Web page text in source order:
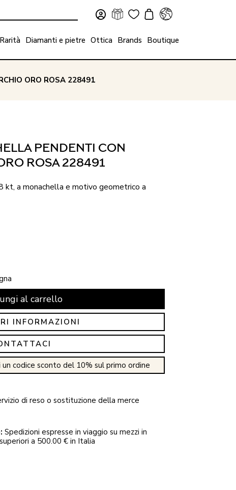
Rarità Diamanti e pietre Ottica Brands Boutique
ORO ROSA 228491
PENDENTI CON
ROSA 228491
kt, a monachella e motivo geometrico a
al carrello
INFORMAZIONI
codice sconto del 10% sul primo ordine
di reso o sostituzione della merce
Spedizioni espresse in viaggio su mezzi in
a 500.00 € in Italia